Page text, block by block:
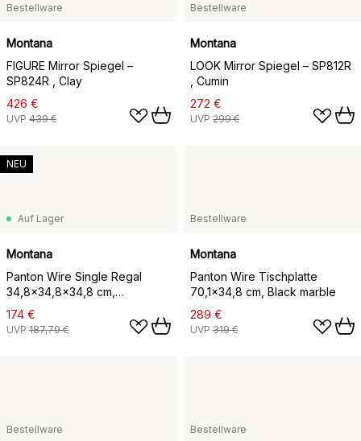
Bestellware
Montana
FIGURE Mirror Spiegel –
SP824R , Clay
426 €
UVP 439 €
Bestellware
Montana
LOOK Mirror Spiegel – SP812R
, Cumin
272 €
UVP 299 €
Auf Lager
Montana
Panton Wire Single Regal
34,8x34,8x34,8 cm,
Tangerine
174 €
UVP 187,79 €
NEU
Bestellware
Montana
Panton Wire Tischplatte
70,1x34,8 cm, Black marble
289 €
UVP 319 €
Bestellware Bestellware